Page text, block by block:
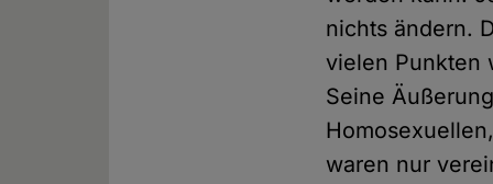
nichts ändern.
vielen Punkten
Seine
waren nur